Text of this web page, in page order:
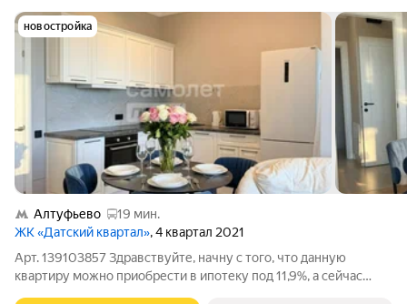
новостройка
Алтуфьево
19 мин.
ЖК «Датский квартал», 4 квартал 2021
Арт. 139103857 Здравствуйте, начну с того, что данную
квартиру можно приобрести в ипотеку под 11,9%, а сейчас